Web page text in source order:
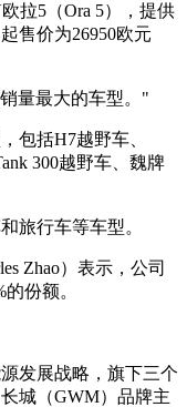
拉5（Ora 5），提供
售价为26950欧元
量最大的车型。"
包括H7越野车、
300越野车、魏牌
旅行车等车型。
Zhao）表示，公司
份额。
发展战略，旗下三个
城（GWM）品牌主